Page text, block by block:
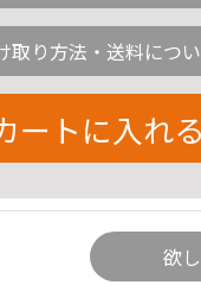
取り方法・送料につ
ートに入れる
欲